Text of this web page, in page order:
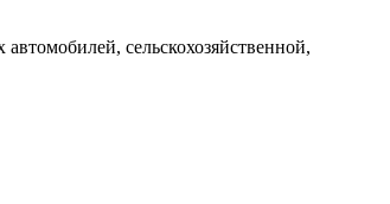
сельскохозяйственной,